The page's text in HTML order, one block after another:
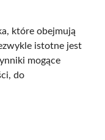
które obejmują
istotne jest
mogące
do